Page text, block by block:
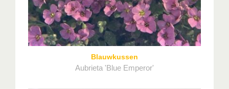
Blauwkussen
Aubrieta 'Blue Emperor'